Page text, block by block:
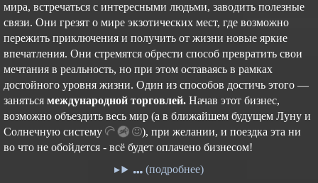
мира, встречаться с интересными людьми, заводить полезные
связи. Они грезят о мире экзотических мест, где возможно
пережить приключения и получить от жизни новые яркие
впечатления. Они стремятся обрести способ превратить свои
мечтания в реальность, но при этом оставаясь в рамках
достойного уровня жизни. Один из способов достичь этого —
заняться международной торговлей. Начав этот бизнес,
возможно объездить весь мир (а в ближайшем будущем Луну и
Cолнечную систему ), при желании, и поездка эта ни
во что не обойдется - всё будет оплачено бизнесом!
(подробнее)